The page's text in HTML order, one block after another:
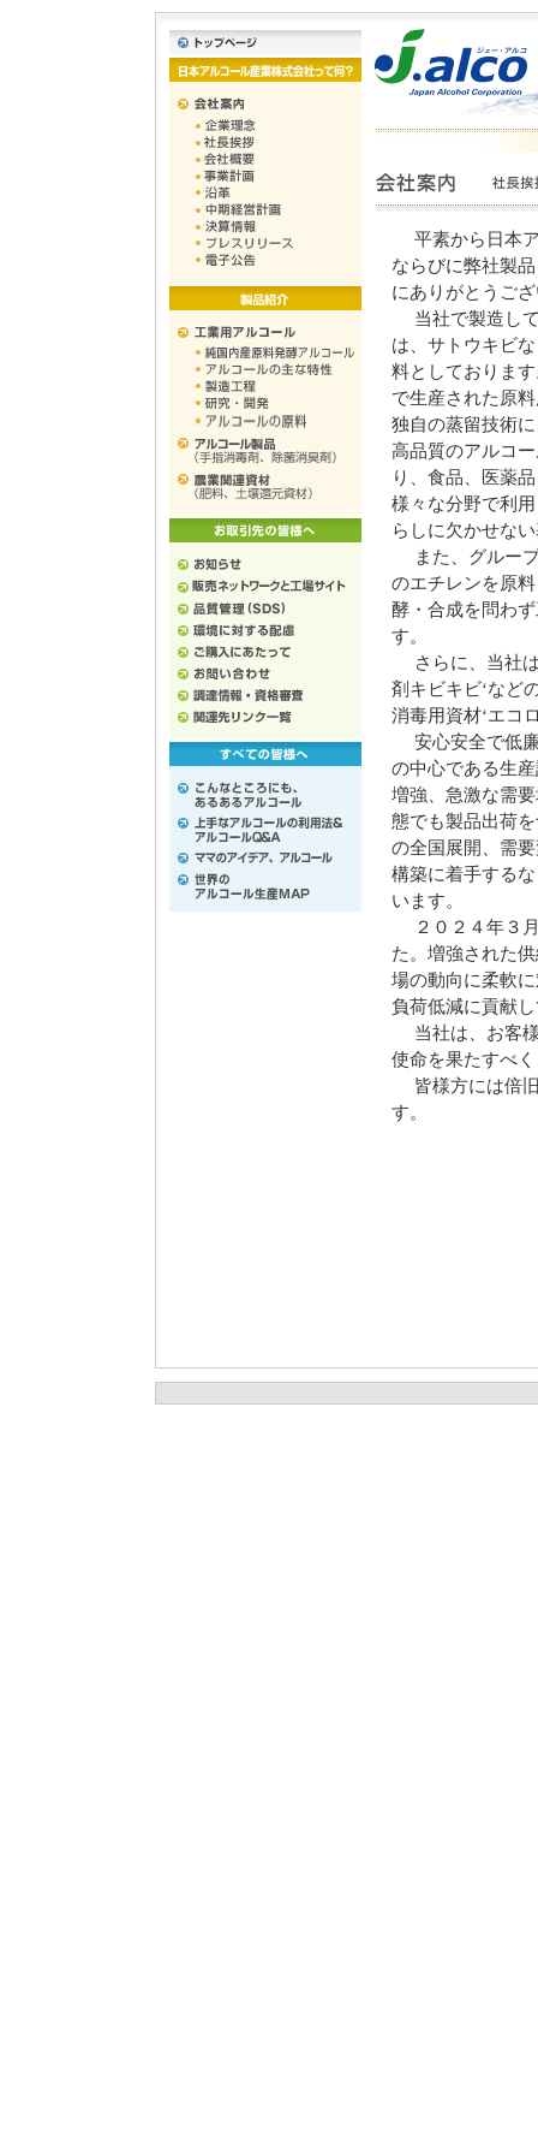
平素から日本ア
ならびに弊社製
にありがとうご
当社で製造して
は、サトウキビ
料としておりま
で生産された原
独自の蒸留技術
高品質のアルコ
り、食品、医薬
様々な分野で利
らしに欠かせな
また、グループ
のエチレンを原
酵・合成を問わ
す。
さらに、当社は
剤キビキビ‘など
消毒用資材‘エコ
安心安全で低廉
の中心である生
増強、急激な需
態でも製品出荷
の全国展開、需
構築に着手する
います。
２０２４年３月
た。増強された
場の動向に柔軟
負荷低減に貢献
当社は、お客様
使命を果たすべ
皆様方には倍旧
す。